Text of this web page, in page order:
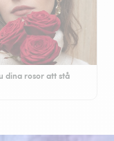
dina rosor att stå